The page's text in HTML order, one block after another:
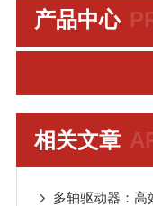
产品中心
相关文章
多轴驱动器：高